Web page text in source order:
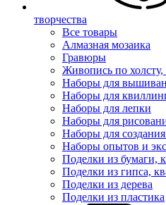
творчества
Все товары
Алмазная мозаика
Гравюры
Живопись по
Наборы для
Наборы для
Наборы для лепки
Наборы для
Наборы для
Наборы опытов и
Поделки из бумаги,
Поделки из гипса,
Поделки из дерева
Поделки из пластика